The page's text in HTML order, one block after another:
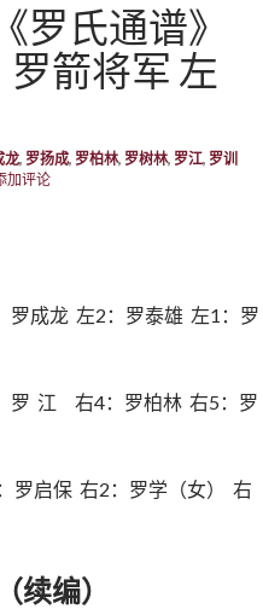
罗氏通谱》
箭将军 左
龙, 罗扬成, 罗柏林, 罗树林, 罗江, 罗训
加评论
成龙 左2：罗泰雄 左1：罗
江 右4：罗柏林 右5：罗
罗启保 右2：罗学（女） 右
续编）